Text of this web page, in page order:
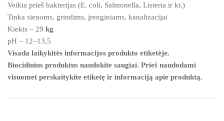
Veikia prieš bakterijas (E. coli, Salmonella, Listeria ir kt.)
Tinka sienoms, grindims, įrenginiams, kanalizacijai
Kiekis – 29 kg
pH – 12–13,5
Visada laikykitės informacijos produkto etiketėje.
Biocidinius produktus naudokite saugiai. Prieš naudodami
visuomet perskaitykite etiketę ir informaciją apie produktą.